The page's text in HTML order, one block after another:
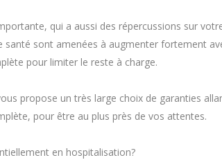
qui a aussi des répercussions sur
santé sont amenées à augmenter fortement
pour limiter le reste à charge.
propose un très large choix de garanties
pour être au plus près de vos attentes.
en hospitalisation?